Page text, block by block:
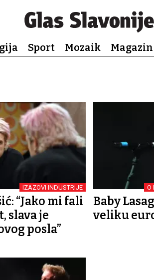
Sport Mozaik Magazin
IZAZOVI INDUSTRIJE
“Jako mi fali
slava je
posla”
O
Baby
veliku